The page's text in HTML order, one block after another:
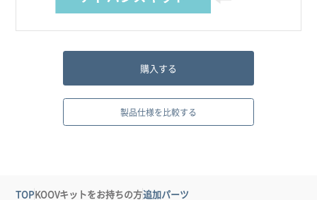
購入する
製品仕様を比較する
TOP KOOVキットをお持ちの方追加パーツ